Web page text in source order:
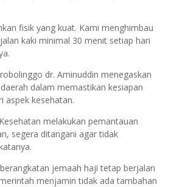
fisik yang kuat. Kami menghimbau
kaki minimal 30 menit setiap hari
dr. Aminuddin menegaskan
dalam memastikan kesiapan
aspek kesehatan.
melakukan pemantauan
segera ditangani agar tidak
jemaah haji tetap berjalan
menjamin tidak ada tambahan